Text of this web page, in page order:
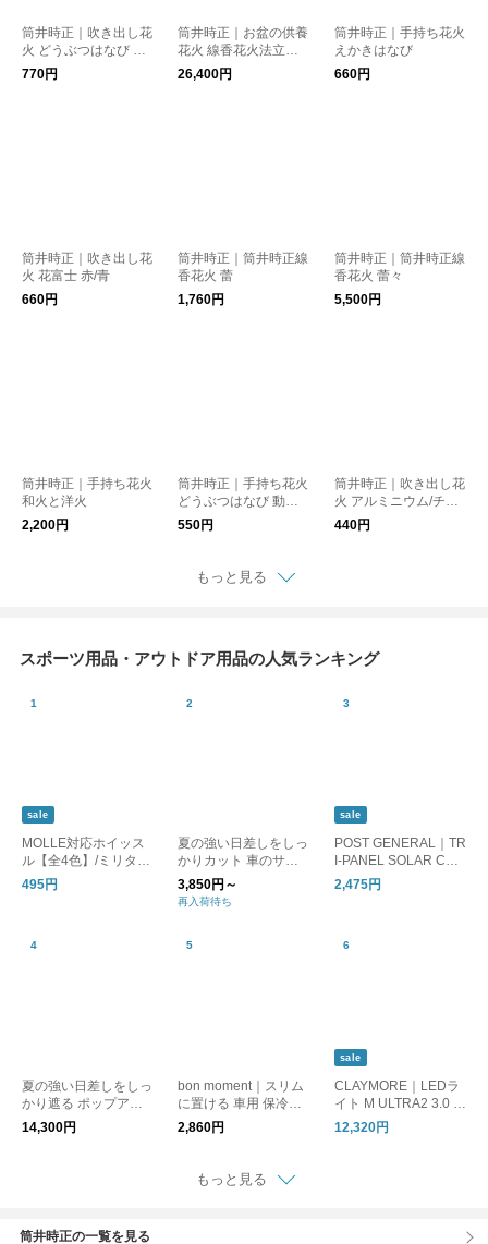
筒井時正｜吹き出し花
火 どうぶつはなび 吹
き上げる鯨花火
770円
筒井時正｜お盆の供養
花火 線香花火法立
白・紫
26,400円
筒井時正｜手持ち花火
えかきはなび
660円
筒井時正｜吹き出し花
火 花富士 赤/青
660円
筒井時正｜筒井時正線
香花火 蕾
1,760円
筒井時正｜筒井時正線
香花火 蕾々
5,500円
筒井時正｜手持ち花火
和火と洋火
2,200円
筒井時正｜手持ち花火
どうぶつはなび 動く
龍花火
550円
筒井時正｜吹き出し花
火 アルミニウム/チタ
ニウム/マグネシウム/
和火 炭火/洋火 三色芒
440円
もっと見る
スポーツ用品・アウトドア用品の人気ランキング
sale
MOLLE対応ホイッス
ル【全4色】/ミリタリ
ー 笛 防災
495円
夏の強い日差しをしっ
かりカット 車のサン
シェード / ZECL
3,850円～
再入荷待ち
sale
POST GENERAL｜TR
I-PANEL SOLAR CHA
RGED LED LIGHT / ト
リパネル ソーラーチ
2,475円
夏の強い日差しをしっ
かり遮る ポップアッ
プテント（反射85％
／遮熱61％） ZECL
14,300円
bon moment｜スリム
に置ける 車用 保冷バ
ッグ シートバッグポ
ケット
2,860円
sale
CLAYMORE｜LEDラ
イト M ULTRA2 3.0 M
ウルトラ2 キャンプ ア
ウトドア 防災 ランタ
12,320円
もっと見る
筒井時正の一覧を見る